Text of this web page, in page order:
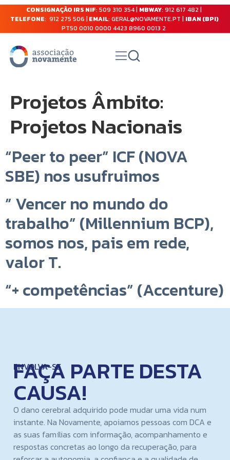
CONSIGNAÇÃO IRS NIF: 509 310 354 | MBWAY: 912 617 482 |
TELEFONE: 912 275 506 | EMAIL: GERAL@NOVAMENTE.PT | IBAN (BPI)
PT50 0010 0000 4423 8960 0013 2
Projetos Âmbito:
Projetos Nacionais
“Peer to peer” ICF (NOVA
SBE) nos usufruimos
” Vencer no mundo do
trabalho” (Millennium BCP),
somos nos, pais em rede,
valor T.
“+ competências” (Accenture)
ENVOLVA-SE
FAÇA PARTE DESTA
CAUSA!
O dano cerebral adquirido pode mudar uma vida num
instante. Na Novamente, apoiamos pessoas com DCA e
as suas famílias com informação, acompanhamento e
respostas concretas ao longo da recuperação, para